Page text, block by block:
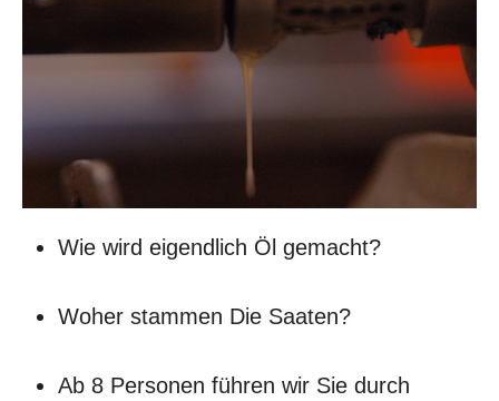
Wie wird eigendlich Öl gemacht?
Woher stammen Die Saaten?
Ab 8 Personen führen wir Sie durch